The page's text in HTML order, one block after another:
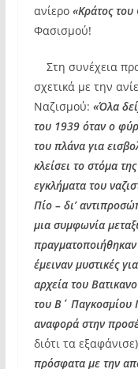
ανίερο «Κράτος
Φασισμού!
Στη συνέχεια
σχετικά με την
Ναζισμού: «Όλα
του 1939 όταν ο
του πλάνα για
κλείσει το στόμα
εγκλήματα του
Πίο – δι’
μια συμφωνία
έμειναν μυστικές
αρχεία του
του Β΄ Παγκοσμίου
αναφορά στην
διότι τα εξαφάνισε)
πρόσφατα με την